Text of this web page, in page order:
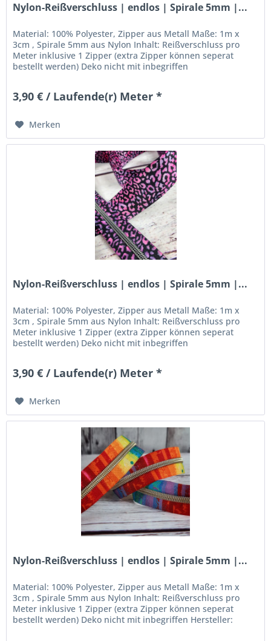
Nylon-Reißverschluss | endlos | Spirale 5mm |...
Material: 100% Polyester, Zipper aus Metall Maße: 1m x
3cm , Spirale 5mm aus Nylon Inhalt: Reißverschluss pro
Meter inklusive 1 Zipper (extra Zipper können seperat
bestellt werden) Deko nicht mit inbegriffen
3,90 € / Laufende(r) Meter *
Merken
Nylon-Reißverschluss | endlos | Spirale 5mm |...
Material: 100% Polyester, Zipper aus Metall Maße: 1m x
3cm , Spirale 5mm aus Nylon Inhalt: Reißverschluss pro
Meter inklusive 1 Zipper (extra Zipper können seperat
bestellt werden) Deko nicht mit inbegriffen
3,90 € / Laufende(r) Meter *
Merken
Nylon-Reißverschluss | endlos | Spirale 5mm |...
Material: 100% Polyester, Zipper aus Metall Maße: 1m x
3cm , Spirale 5mm aus Nylon Inhalt: Reißverschluss pro
Meter inklusive 1 Zipper (extra Zipper können seperat
bestellt werden) Deko nicht mit inbegriffen Hersteller: